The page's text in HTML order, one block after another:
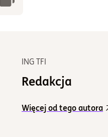
ING TFI
Redakcja
Więcej od tego autora